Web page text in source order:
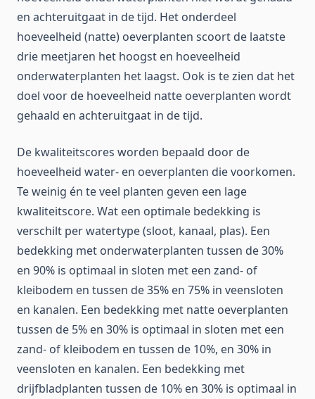
en achteruitgaat in de tijd. Het onderdeel
hoeveelheid (natte) oeverplanten scoort de laatste
drie meetjaren het hoogst en hoeveelheid
onderwaterplanten het laagst. Ook is te zien dat het
doel voor de hoeveelheid natte oeverplanten wordt
gehaald en achteruitgaat in de tijd.
De kwaliteitscores worden bepaald door de
hoeveelheid water- en oeverplanten die voorkomen.
Te weinig én te veel planten geven een lage
kwaliteitscore. Wat een optimale bedekking is
verschilt per watertype (sloot, kanaal, plas). Een
bedekking met onderwaterplanten tussen de 30%
en 90% is optimaal in sloten met een zand- of
kleibodem en tussen de 35% en 75% in veensloten
en kanalen. Een bedekking met natte oeverplanten
tussen de 5% en 30% is optimaal in sloten met een
zand- of kleibodem en tussen de 10%, en 30% in
veensloten en kanalen. Een bedekking met
drijfbladplanten tussen de 10% en 30% is optimaal in